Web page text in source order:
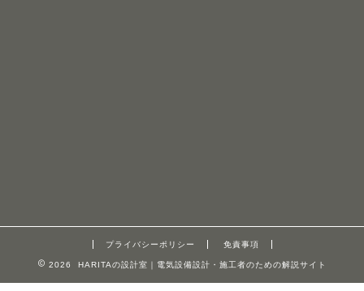
プライバシーポリシー 免責事項
2026 HARITAの設計室｜電気設備設計・施工者のための解説サイト